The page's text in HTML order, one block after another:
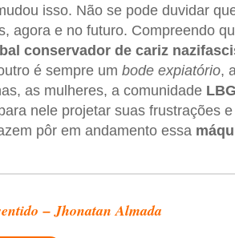
isso. Não se pode duvidar
agora e no futuro. Compreendo
conservador de cariz
é sempre um bode expiatório,
as mulheres, a comunidade
nele projetar suas frustrações
pôr em andamento essa
– Jhonatan Almada